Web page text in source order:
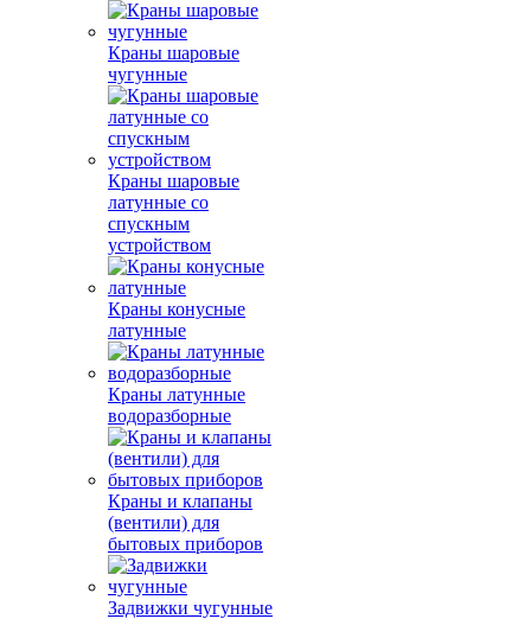
Краны шаровые
чугунные
Краны шаровые
латунные со
спускным
устройством
Краны конусные
латунные
Краны латунные
водоразборные
Краны и клапаны
(вентили) для
бытовых приборов
Задвижки чугунные